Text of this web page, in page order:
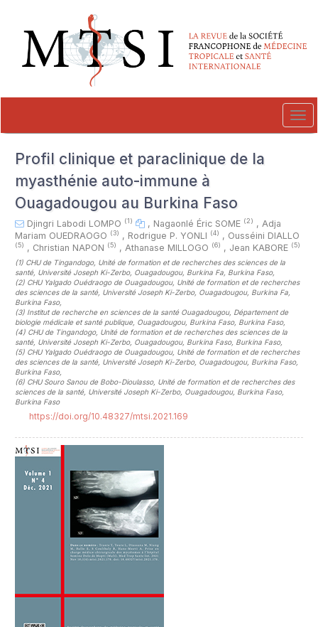
##plugins.themes.novelty.accessible_menu.main_navigation##
##plugins.themes.novelty.accessible_menu.main_content##
##plugins.themes.novelty.accessible_menu.sidebar##
Profil clinique et paraclinique de la
myasthénie auto-immune à
Ouagadougou au Burkina Faso
Djingri Labodi LOMPO (1) , Nagaonlé Éric SOME (2) , Adja
Mariam OUEDRAOGO (3) , Rodrigue P. YONLI (4) , Ousséini DIALLO
(5) , Christian NAPON (5) , Athanase MILLOGO (6) , Jean KABORE (5)
(1) CHU de Tingandogo, Unité de formation et de recherches des sciences de la
santé, Université Joseph Ki-Zerbo, Ouagadougou, Burkina Fa, Burkina Faso,
(2) CHU Yalgado Ouédraogo de Ouagadougou, Unité de formation et de recherches
des sciences de la santé, Université Joseph Ki-Zerbo, Ouagadougou, Burkina Fa,
Burkina Faso,
(3) Institut de recherche en sciences de la santé Ouagadougou, Département de
biologie médicale et santé publique, Ouagadougou, Burkina Faso, Burkina Faso,
(4) CHU de Tingandogo, Unité de formation et de recherches des sciences de la
santé, Université Joseph Ki-Zerbo, Ouagadougou, Burkina Faso, Burkina Faso,
(5) CHU Yalgado Ouédraogo de Ouagadougou, Unité de formation et de recherches
des sciences de la santé, Université Joseph Ki-Zerbo, Ouagadougou, Burkina Faso,
Burkina Faso,
(6) CHU Souro Sanou de Bobo-Dioulasso, Unité de formation et de recherches des
sciences de la santé, Université Joseph Ki-Zerbo, Ouagadougou, Burkina Faso,
Burkina Faso
https://doi.org/10.48327/mtsi.2021.169